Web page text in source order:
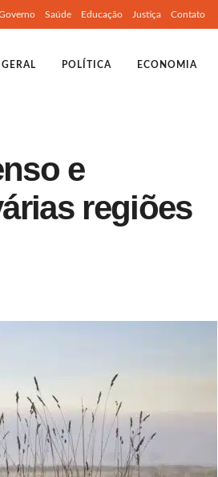
Saúde Educação Justiça Contato
GERAL POLÍTICA ECONOMIA
e
regiões